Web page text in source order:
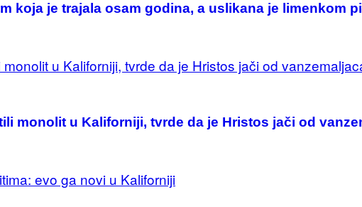
koja je trajala osam godina, a uslikana je limenkom
monolit u Kaliforniji, tvrde da je Hristos jači od